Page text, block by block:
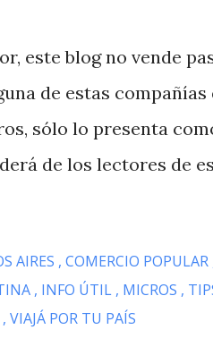
este blog no vende
de estas
sólo lo presenta
de los lectores de
AIRES COMERCIO POPULAR
INFO ÚTIL MICROS
VIAJÁ POR TU PAÍS